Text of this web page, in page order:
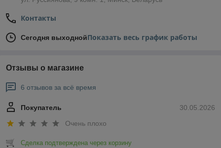
Контакты
Сегодня выходнойПоказать весь график работы
Отзывы о магазине
6 отзывов за всё время
30.05.2026
Покупатель
Очень плохо
Сделка подтверждена через корзину